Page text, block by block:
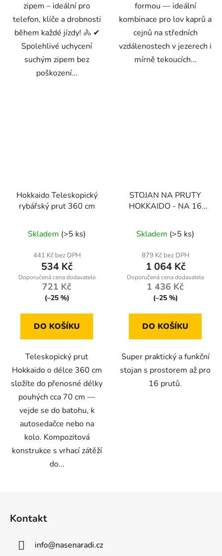
zipem – ideální pro
telefon, klíče a drobnosti
během každé jízdy! 🚴 ✔
Spolehlivé uchycení
suchým zipem bez
poškození...
formou — ideální
kombinace pro lov kaprů a
cejnů na středních
vzdálenostech v jezerech i
mírně tekoucích...
Hokkaido Teleskopický
rybářský prut 360 cm
Skladem (>5 ks)
441 Kč bez DPH
534 Kč
721 Kč
(–25 %)
DO KOŠÍKU
Teleskopický prut
Hokkaido o délce 360 cm
složíte do přenosné délky
pouhých cca 70 cm —
vejde se do batohu, k
autosedačce nebo na
kolo. Kompozitová
konstrukce s vrhací zátěží
do...
STOJAN NA PRUTY
HOKKAIDO - NA 16
Skladem (>5 ks)
879 Kč bez DPH
1 064 Kč
1 436 Kč
(–25 %)
DO KOŠÍKU
Super praktický a funkční
stojan s prostorem až pro
16 prutů.
Kontakt
info@nasenaradi.cz